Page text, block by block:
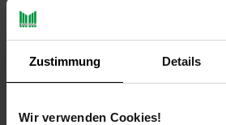
Zustimmung Details
Wir verwenden Cookies!